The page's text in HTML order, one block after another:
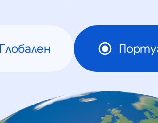
Глобален